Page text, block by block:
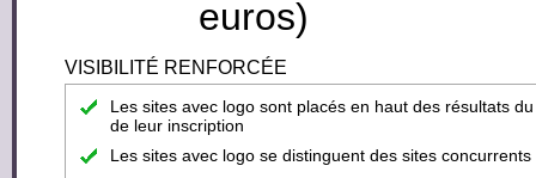
euros)
VISIBILITÉ RENFORCÉE
Les sites avec logo sont placés en haut des résultats
de leur inscription
Les sites avec logo se distinguent des sites